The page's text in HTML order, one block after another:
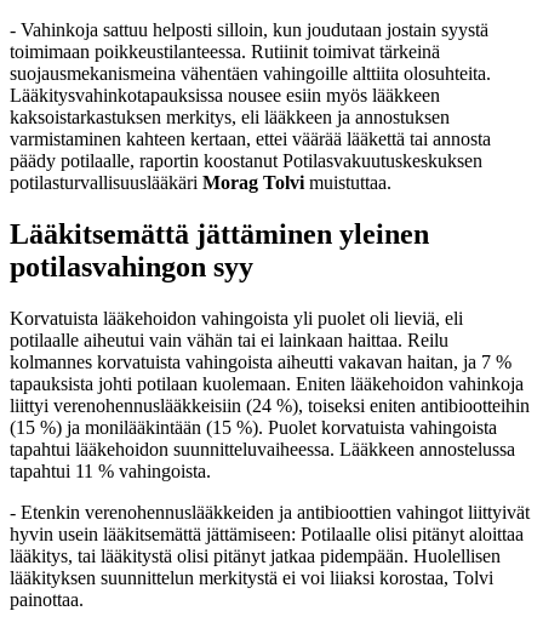
- Vahinkoja sattuu helposti silloin, kun joudutaan jostain syystä
toimimaan poikkeustilanteessa. Rutiinit toimivat tärkeinä
suojausmekanismeina vähentäen vahingoille alttiita olosuhteita.
Lääkitysvahinkotapauksissa nousee esiin myös lääkkeen
kaksoistarkastuksen merkitys, eli lääkkeen ja annostuksen
varmistaminen kahteen kertaan, ettei väärää lääkettä tai annosta
päädy potilaalle, raportin koostanut Potilasvakuutuskeskuksen
potilasturvallisuuslääkäri Morag Tolvi muistuttaa.
Lääkitsemättä jättäminen yleinen
potilasvahingon syy
Korvatuista lääkehoidon vahingoista yli puolet oli lieviä, eli
potilaalle aiheutui vain vähän tai ei lainkaan haittaa. Reilu
kolmannes korvatuista vahingoista aiheutti vakavan haitan, ja 7 %
tapauksista johti potilaan kuolemaan. Eniten lääkehoidon vahinkoja
liittyi verenohennuslääkkeisiin (24 %), toiseksi eniten antibiootteihin
(15 %) ja monilääkintään (15 %). Puolet korvatuista vahingoista
tapahtui lääkehoidon suunnitteluvaiheessa. Lääkkeen annostelussa
tapahtui 11 % vahingoista.
- Etenkin verenohennuslääkkeiden ja antibioottien vahingot liittyivät
hyvin usein lääkitsemättä jättämiseen: Potilaalle olisi pitänyt aloittaa
lääkitys, tai lääkitystä olisi pitänyt jatkaa pidempään. Huolellisen
lääkityksen suunnittelun merkitystä ei voi liiaksi korostaa, Tolvi
painottaa.